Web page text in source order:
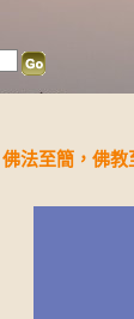
佛法至簡，佛